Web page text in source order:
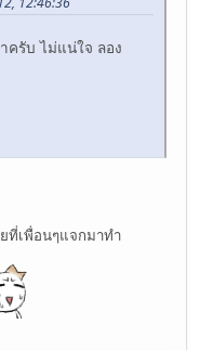
ครับ ไม่แน่ใจ ลอง
ที่เพื่อนๆแจกมาทำ